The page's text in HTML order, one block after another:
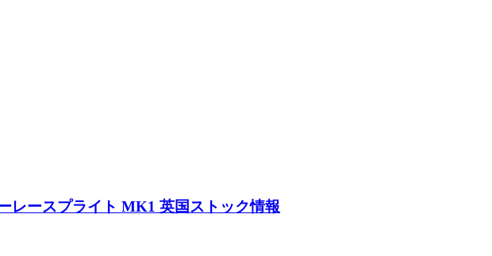
レースプライト MK1 英国ストック情報